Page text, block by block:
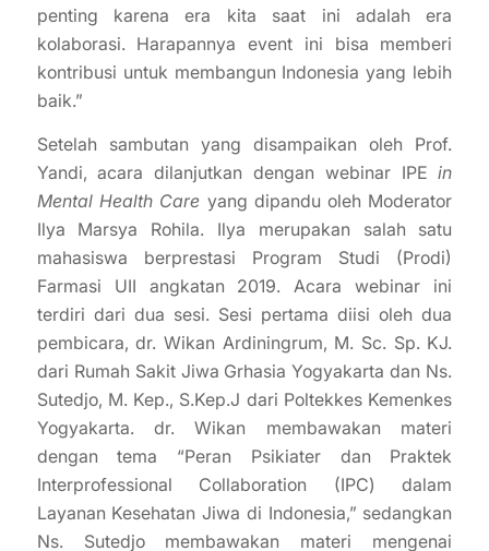
penting karena era kita saat ini adalah era
kolaborasi. Harapannya event ini bisa memberi
kontribusi untuk membangun Indonesia yang lebih
baik.”
Setelah sambutan yang disampaikan oleh Prof.
Yandi, acara dilanjutkan dengan webinar IPEin
Mental Health Care yang dipandu oleh Moderator
Ilya Marsya Rohila. Ilya merupakan salah satu
mahasiswa berprestasi Program Studi (Prodi)
Farmasi UII angkatan 2019. Acara webinar ini
terdiri dari dua sesi. Sesi pertama diisi oleh dua
pembicara, dr. Wikan Ardiningrum, M. Sc. Sp. KJ.
dari Rumah Sakit Jiwa Grhasia Yogyakarta dan Ns.
Sutedjo, M. Kep., S.Kep.J dari Poltekkes Kemenkes
Yogyakarta. dr. Wikan membawakan materi
dengan tema “Peran Psikiater dan Praktek
Interprofessional Collaboration (IPC) dalam
Layanan Kesehatan Jiwa di Indonesia,” sedangkan
Ns. Sutedjo membawakan materi mengenai